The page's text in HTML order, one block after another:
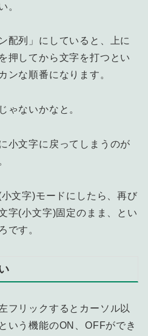
。
配列」にしていると、上に
押してから文字を打つとい
な順番になります。
ゃないかなと。
小文字に戻ってしまうのが
文字)モードにしたら、再び
字(小文字)固定のまま、とい
です。
フリックするとカーソル以
いう機能のON、OFFができ